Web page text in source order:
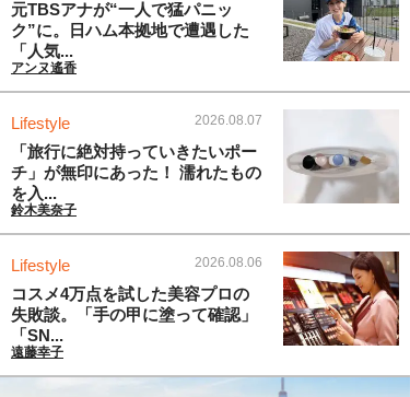
元TBSアナが“一人で猛パニッ
ク”に。日ハム本拠地で遭遇した
「人気...
アンヌ遙香
Lifestyle 2026.08.07
「旅行に絶対持っていきたいポー
チ」が無印にあった！ 濡れたもの
を入...
鈴木美奈子
Lifestyle 2026.08.06
コスメ4万点を試した美容プロの
失敗談。「手の甲に塗って確認」
「SN...
遠藤幸子